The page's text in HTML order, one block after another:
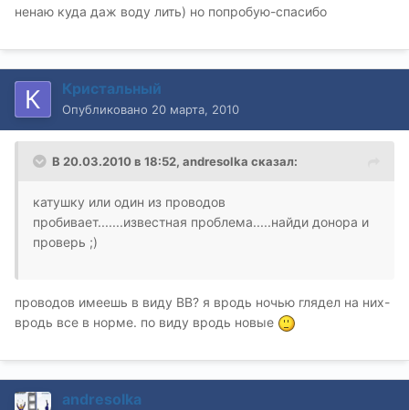
ненаю куда даж воду лить) но попробую-спасибо
Кристальный
Опубликовано 20 марта, 2010
В 20.03.2010 в 18:52, andresolka сказал:
катушку или один из проводов
пробивает.......известная проблема.....найди донора и
проверь ;)
проводов имеешь в виду ВВ? я вродь ночью глядел на них-
вродь все в норме. по виду вродь новые
andresolka